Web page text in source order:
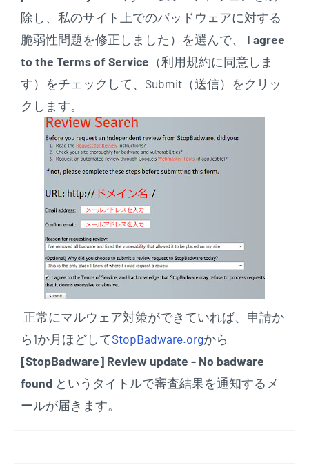
除し、私のサイト上でのバッドウェアに対する
脆弱性問題を修正しました）を選んで、
I agree
to the Terms of Service （利用規約に同意しま
す）をチェックして、Submit（送信）をクリッ
クします。
正常にマルウェア対策ができていれば、申請か
ら1か月ほどしてStopBadware.orgから
[StopBadware] Review update - No badware
found というタイトルで審査結果を通知するメ
ールが届きます。